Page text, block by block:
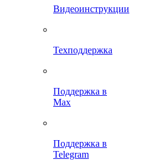
Видеоинструкции
Техподдержка
Поддержка в
Max
Поддержка в
Telegram